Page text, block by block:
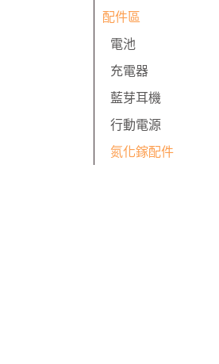
配件區
電池
充電器
藍芽耳機
行動電源
氮化鎵配件